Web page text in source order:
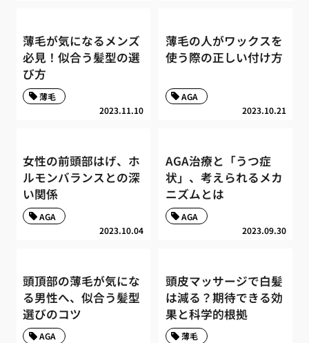
薄毛が気になるメンズ
必見！似合う髪型の選
び方
2023.11.10
薄毛
薄毛の人がワックスを
使う際の正しい付け方
2023.10.21
AGA
女性の前頭部はげ、ホ
ルモンバランスとの深
い関係
2023.10.04
AGA
AGA治療と「うつ症
状」、考えられるメカ
ニズムとは
2023.09.30
AGA
頭頂部の薄毛が気にな
る男性へ、似合う髪型
選びのコツ
AGA
頭皮マッサージで白髪
は減る？期待できる効
果と科学的根拠
薄毛